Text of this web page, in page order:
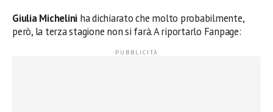
Giulia Michelini ha dichiarato che molto probabilmente,
però, la terza stagione non si farà. A riportarlo Fanpage: